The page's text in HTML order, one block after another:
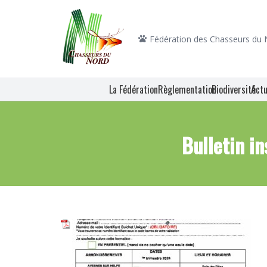
Fédération des Chasseurs du
La FédérationRèglementationBiodiversité
Bulletin